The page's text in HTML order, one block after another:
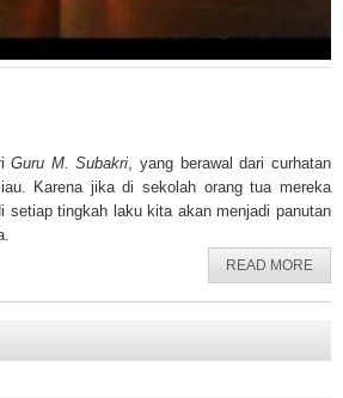
Guru M. Subakri, yang berawal dari curhatan
Karena jika di sekolah orang tua mereka
setiap tingkah laku kita akan menjadi panutan
READ MORE